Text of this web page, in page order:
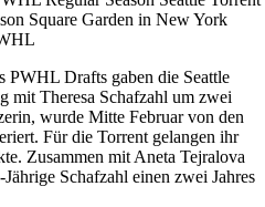
Square Garden in New York
PWHL Drafts gaben die Seattle
mit Theresa Schafzahl um zwei
wurde Mitte Februar von den
Für die Torrent gelangen ihr
Zusammen mit Aneta Tejralova
Schafzahl einen zwei Jahres